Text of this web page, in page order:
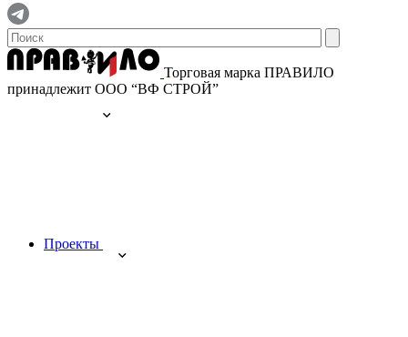
Торговая марка ПРАВИЛО
принадлежит ООО “ВФ СТРОЙ”
Проекты